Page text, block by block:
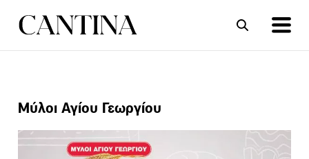
ΣΥΝΤΑΓΕΣ
Μύλοι Αγίου Γεωργίου